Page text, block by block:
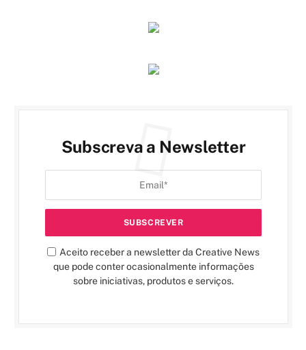
Subscreva a Newsletter
Aceito receber a newsletter da Creative News
que pode conter ocasionalmente informações
sobre iniciativas, produtos e serviços.